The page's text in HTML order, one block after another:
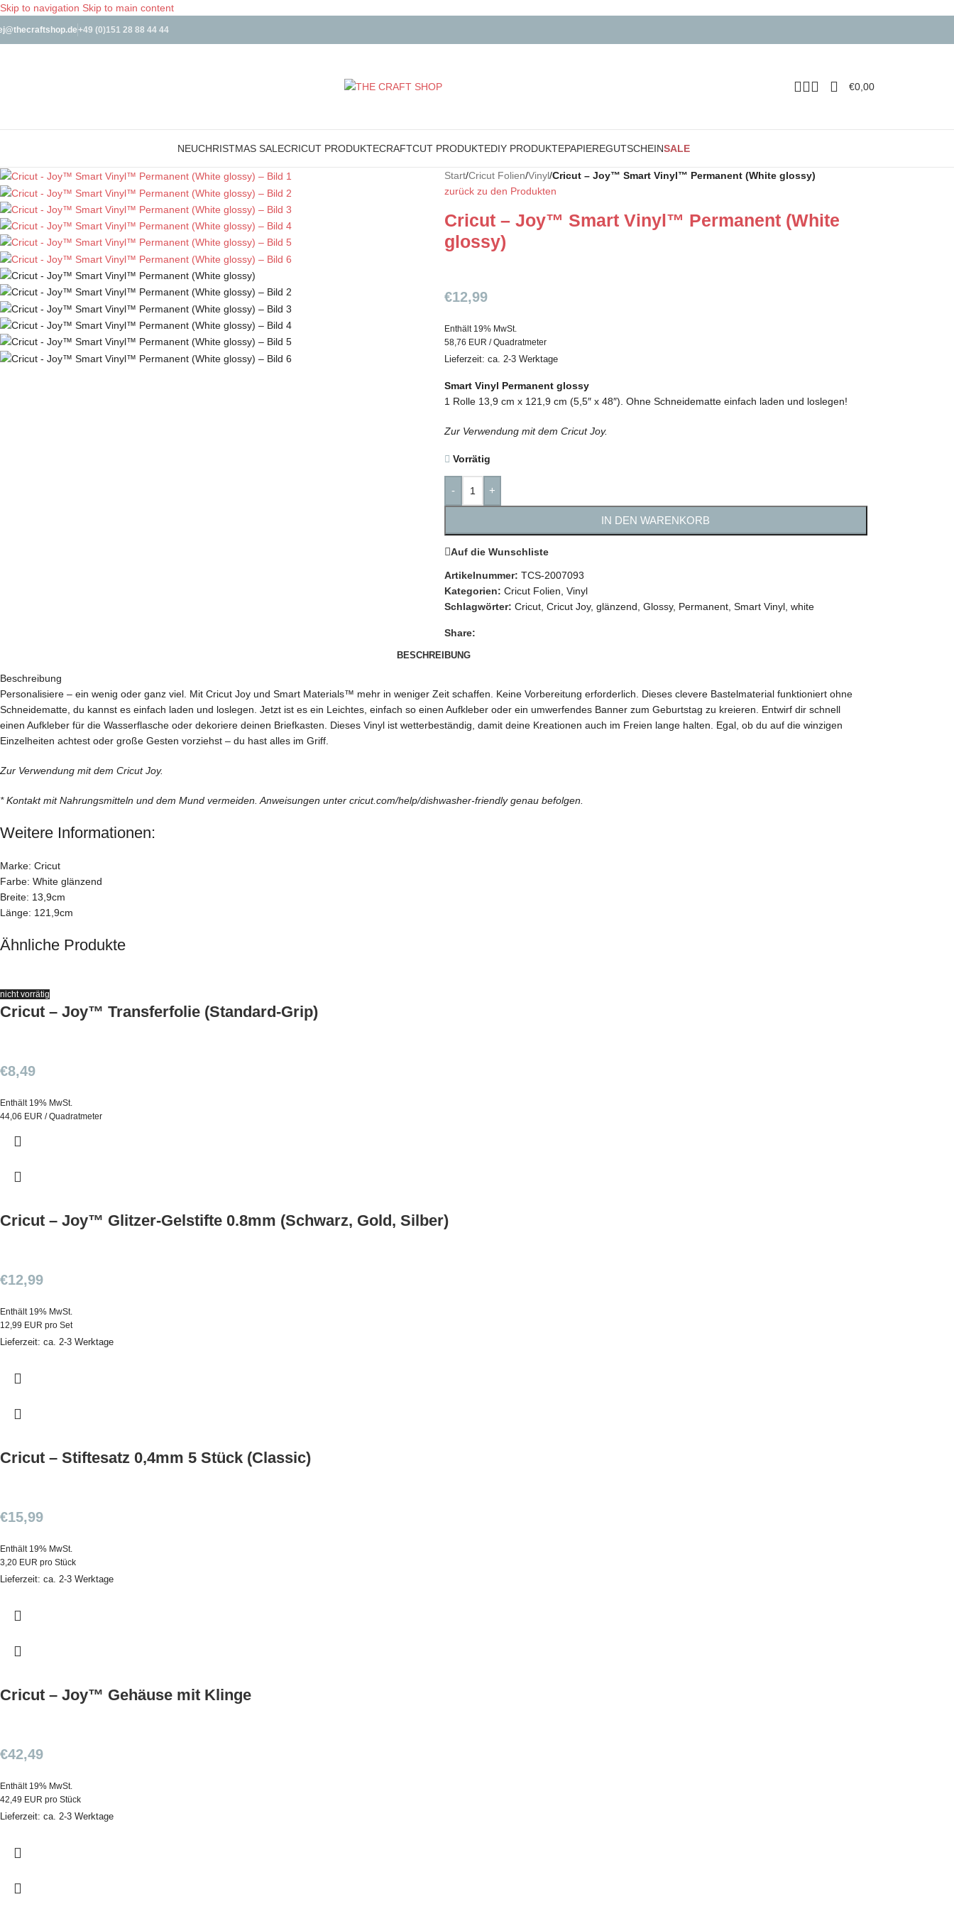
Skip to navigation Skip to main content
+49 (0)151 28 88 44 44
€0,00
NEUCHRISTMAS SALECRICUT PRODUKTECRAFTCUT PRODUKTEDIY PRODUKTEPAPIEREGUTSCHEINSALE
Start/Cricut Folien/Vinyl/Cricut – Joy™ Smart Vinyl™ Permanent (White glossy)
zurück zu den Produkten
Cricut – Joy™ Smart Vinyl™ Permanent (White
glossy)
€12,99
Enthält 19% MwSt.
58,76 EUR / Quadratmeter
Lieferzeit: ca. 2-3 Werktage
Smart Vinyl Permanent glossy
1 Rolle 13,9 cm x 121,9 cm (5,5″ x 48″). Ohne Schneidematte einfach laden und loslegen!
Zur Verwendung mit dem Cricut Joy.
Vorrätig
- +
IN DEN WARENKORB
Auf die Wunschliste
Artikelnummer: TCS-2007093
Kategorien: Cricut Folien Vinyl
Schlagwörter: Cricut, Cricut Joy, glänzend Glossy, Permanent, Smart Vinyl, white
Share:
BESCHREIBUNG
Beschreibung
Personalisiere – ein wenig oder ganz viel. Mit Cricut Joy und Smart Materials™ mehr in weniger Zeit schaffen. Keine Vorbereitung erforderlich. Dieses clevere Bastelmaterial funktioniert ohne
Schneidematte, du kannst es einfach laden und loslegen. Jetzt ist es ein Leichtes, einfach so einen Aufkleber oder ein umwerfendes Banner zum Geburtstag zu kreieren. Entwirf dir schnell
einen Aufkleber für die Wasserflasche oder dekoriere deinen Briefkasten. Dieses Vinyl ist wetterbeständig, damit deine Kreationen auch im Freien lange halten. Egal, ob du auf die winzigen
Einzelheiten achtest oder große Gesten vorziehst – du hast alles im Griff.
Zur Verwendung mit dem Cricut Joy.
* Kontakt mit Nahrungsmitteln und dem Mund vermeiden. Anweisungen unter cricut.com/help/dishwasher-friendly genau befolgen.
Weitere Informationen:
Marke: Cricut
Farbe: White glänzend
Breite: 13,9cm
Länge: 121,9cm
Ähnliche Produkte
nicht vorrätig
Cricut – Joy™ Transferfolie (Standard-Grip)
€8,49
Enthält 19% MwSt.
44,06 EUR / Quadratmeter
Cricut – Joy™ Glitzer-Gelstifte 0.8mm (Schwarz, Gold, Silber)
€12,99
Enthält 19% MwSt.
12,99 EUR pro Set
Lieferzeit: ca. 2-3 Werktage
Cricut – Stiftesatz 0,4mm 5 Stück (Classic)
€15,99
Enthält 19% MwSt.
3,20 EUR pro Stück
Lieferzeit: ca. 2-3 Werktage
Cricut – Joy™ Gehäuse mit Klinge
€42,49
Enthält 19% MwSt.
42,49 EUR pro Stück
Lieferzeit: ca. 2-3 Werktage